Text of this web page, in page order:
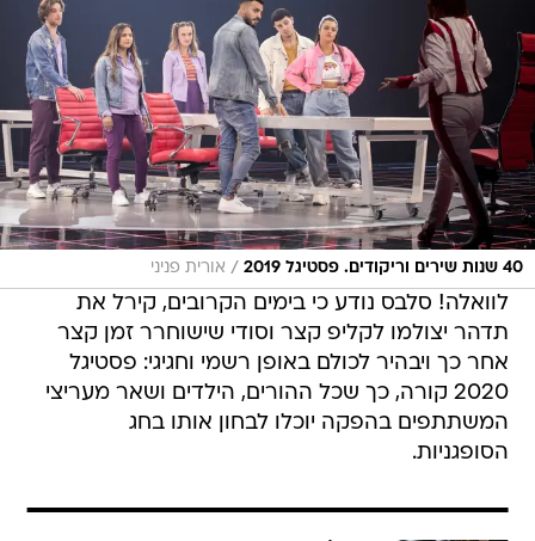
40 שנות שירים וריקודים. פסטיגל 2019 / אורית פניני
לוואלה! סלבס נודע כי בימים הקרובים, קירל את
תדהר יצולמו לקליפ קצר וסודי שישוחרר זמן קצר
אחר כך ויבהיר לכולם באופן רשמי וחגיגי: פסטיגל
2020 קורה, כך שכל ההורים, הילדים ושאר מעריצי
המשתתפים בהפקה יוכלו לבחון אותו בחג
הסופגניות.